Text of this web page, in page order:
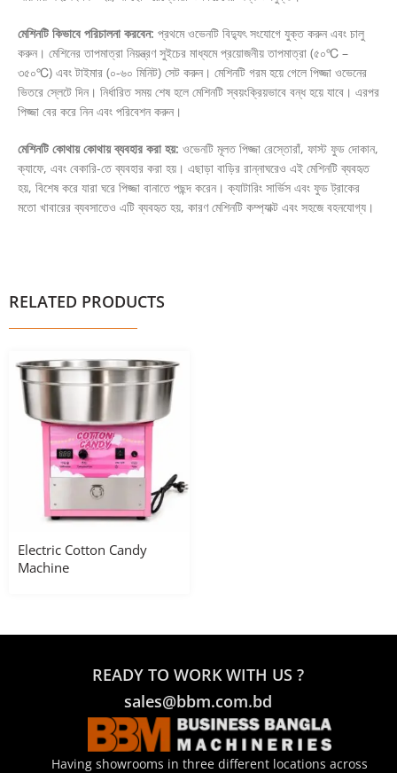
মেশিনটি কিভাবে পরিচালনা করবেন: প্রথমে ওভেনটি বিদ্যুৎ সংযোগে যুক্ত করুন এবং চালু
করুন। মেশিনের তাপমাত্রা নিয়ন্ত্রণ সুইচের মাধ্যমে প্রয়োজনীয় তাপমাত্রা (৫০℃ –
৩৫০℃) এবং টাইমার (০-৬০ মিনিট) সেট করুন। মেশিনটি গরম হয়ে গেলে পিজ্জা ওভেনের
ভিতরে স্লেটে দিন। নির্ধারিত সময় শেষ হলে মেশিনটি স্বয়ংক্রিয়ভাবে বন্ধ হয়ে যাবে। এরপর
পিজ্জা বের করে নিন এবং পরিবেশন করুন।
মেশিনটি কোথায় কোথায় ব্যবহার করা হয়: ওভেনটি মূলত পিজ্জা রেস্তোরাঁ, ফাস্ট ফুড দোকান,
ক্যাফে, এবং বেকারি-তে ব্যবহার করা হয়। এছাড়া বাড়ির রান্নাঘরেও এই মেশিনটি ব্যবহৃত
হয়, বিশেষ করে যারা ঘরে পিজ্জা বানাতে পছন্দ করেন। ক্যাটারিং সার্ভিস এবং ফুড ট্রাকের
মতো খাবারের ব্যবসাতেও এটি ব্যবহৃত হয়, কারণ মেশিনটি কম্প্যাক্ট এবং সহজে বহনযোগ্য।
RELATED PRODUCTS
Electric Cotton Candy
Machine
READY TO WORK WITH US ?
sales@bbm.com.bd
Having showrooms in three different locations across